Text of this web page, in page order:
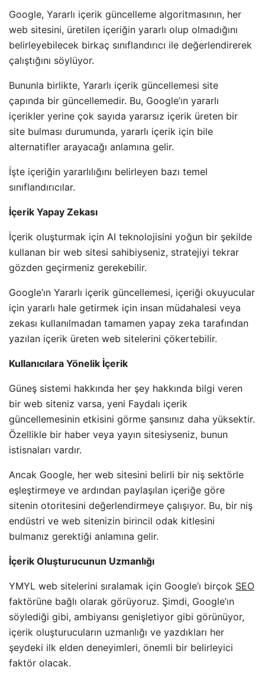
Google, Yararlı içerik güncelleme algoritmasının, her
web sitesini, üretilen içeriğin yararlı olup olmadığını
belirleyebilecek birkaç sınıflandırıcı ile değerlendirerek
çalıştığını söylüyor.
Bununla birlikte, Yararlı içerik güncellemesi site
çapında bir güncellemedir. Bu, Google’ın yararlı
içerikler yerine çok sayıda yararsız içerik üreten bir
site bulması durumunda, yararlı içerik için bile
alternatifler arayacağı anlamına gelir.
İşte içeriğin yararlılığını belirleyen bazı temel
sınıflandırıcılar.
İçerik Yapay Zekası
İçerik oluşturmak için AI teknolojisini yoğun bir şekilde
kullanan bir web sitesi sahibiyseniz, stratejiyi tekrar
gözden geçirmeniz gerekebilir.
Google’ın Yararlı içerik güncellemesi, içeriği okuyucular
için yararlı hale getirmek için insan müdahalesi veya
zekası kullanılmadan tamamen yapay zeka tarafından
yazılan içerik üreten web sitelerini çökertebilir.
Kullanıcılara Yönelik İçerik
Güneş sistemi hakkında her şey hakkında bilgi veren
bir web siteniz varsa, yeni Faydalı içerik
güncellemesinin etkisini görme şansınız daha yüksektir.
Özellikle bir haber veya yayın sitesiyseniz, bunun
istisnaları vardır.
Ancak Google, her web sitesini belirli bir niş sektörle
eşleştirmeye ve ardından paylaşılan içeriğe göre
sitenin otoritesini değerlendirmeye çalışıyor. Bu, bir niş
endüstri ve web sitenizin birincil odak kitlesini
bulmanız gerektiği anlamına gelir.
İçerik Oluşturucunun Uzmanlığı
YMYL web sitelerini sıralamak için Google’ı birçok SEO
faktörüne bağlı olarak görüyoruz. Şimdi, Google’ın
söylediği gibi, ambiyansı genişletiyor gibi görünüyor,
içerik oluşturucuların uzmanlığı ve yazdıkları her
şeydeki ilk elden deneyimleri, önemli bir belirleyici
faktör olacak.